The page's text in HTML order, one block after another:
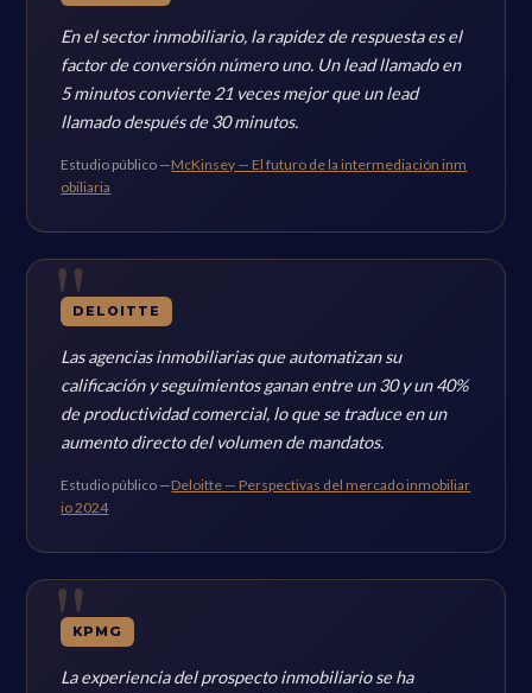
En el sector inmobiliario, la rapidez de respuesta es el
factor de conversión número uno. Un lead llamado en
5 minutos convierte 21 veces mejor que un lead
llamado después de 30 minutos.
Estudio público —McKinsey — El futuro de la intermediación inm
obiliaria
DELOITTE
Las agencias inmobiliarias que automatizan su
calificación y seguimientos ganan entre un 30 y un 40%
de productividad comercial, lo que se traduce en un
aumento directo del volumen de mandatos.
Estudio público —Deloitte — Perspectivas del mercado inmobiliar
io 2024
KPMG
La experiencia del prospecto inmobiliario se ha